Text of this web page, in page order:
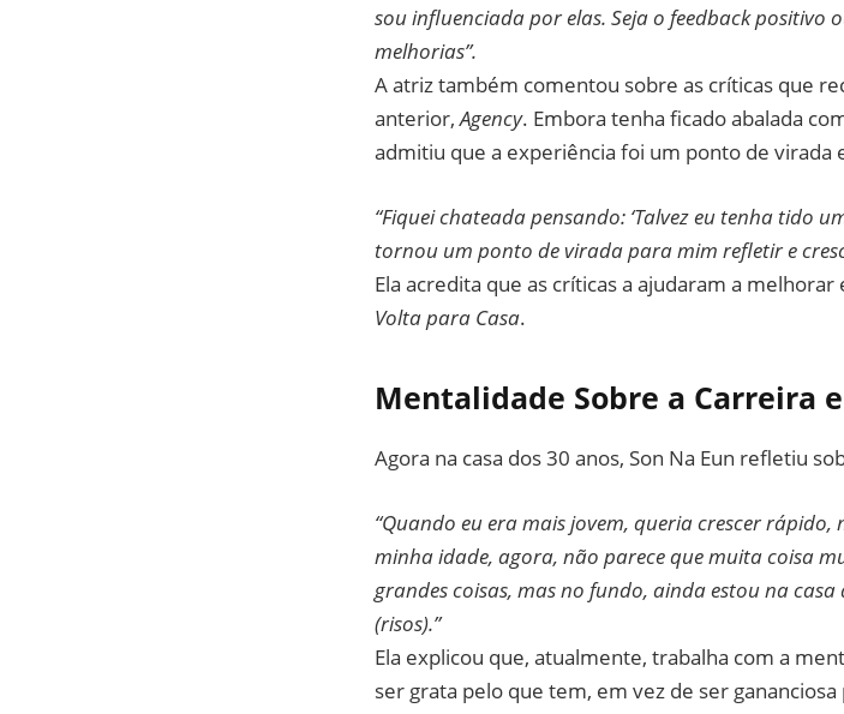
sou influenciada por elas. Seja o feedback positivo
melhorias”.
A atriz também comentou sobre as críticas que
anterior,Agency. Embora tenha ficado abalada
admitiu que a experiência foi um ponto de virada
“Fiquei chateada pensando: ‘Talvez eu tenha tido
tornou um ponto de virada para mim refletir e
Ela acredita que as críticas a ajudaram a
Volta para Casa.
Mentalidade Sobre a Carreira
Agora na casa dos 30 anos, Son Na Eun refletiu
“Quando eu era mais jovem, queria crescer
minha idade, agora, não parece que muita coisa
grandes coisas, mas no fundo, ainda estou na
(risos).”
Ela explicou que, atualmente, trabalha com a
ser grata pelo que tem, em vez de ser gananciosa